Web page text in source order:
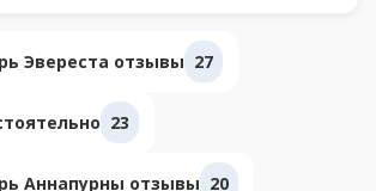
Эвереста отзывы 27
23
Аннапурны отзывы 20